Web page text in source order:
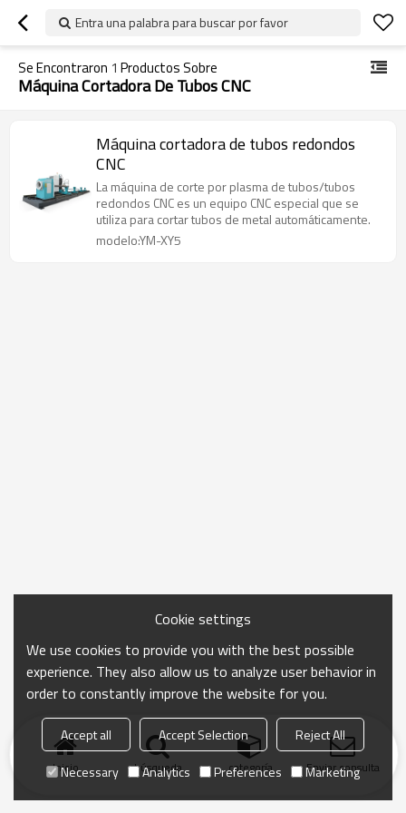
Entra una palabra para buscar por favor
Se Encontraron 1 Productos Sobre
Máquina Cortadora De Tubos CNC
Máquina cortadora de tubos redondos
CNC
La máquina de corte por plasma de tubos/tubos
redondos CNC es un equipo CNC especial que se
utiliza para cortar tubos de metal automáticamente.
modelo:YM-XY5
Inicio búsqueda categoría Enviar consulta
Cookie settings
We use cookies to provide you with the best possible
experience. They also allow us to analyze user behavior in
order to constantly improve the website for you.
Accept all Accept Selection
Reject All
Necessary
Analytics Preferences Marketing